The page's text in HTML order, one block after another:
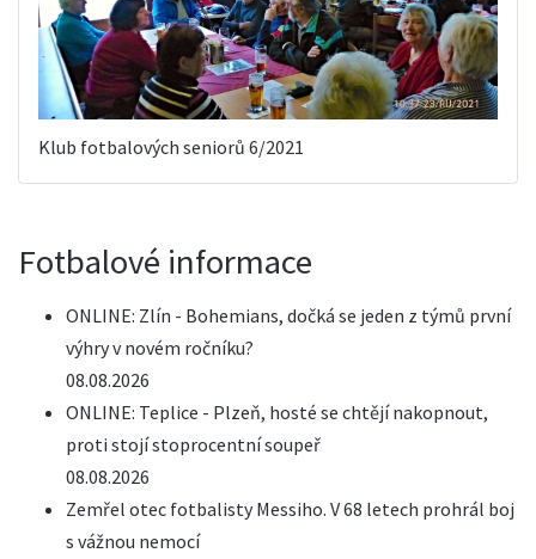
Klub fotbalových seniorů 6/2021
Fotbalové informace
ONLINE: Zlín - Bohemians, dočká se jeden z týmů první
výhry v novém ročníku?
08.08.2026
ONLINE: Teplice - Plzeň, hosté se chtějí nakopnout,
proti stojí stoprocentní soupeř
08.08.2026
Zemřel otec fotbalisty Messiho. V 68 letech prohrál boj
s vážnou nemocí